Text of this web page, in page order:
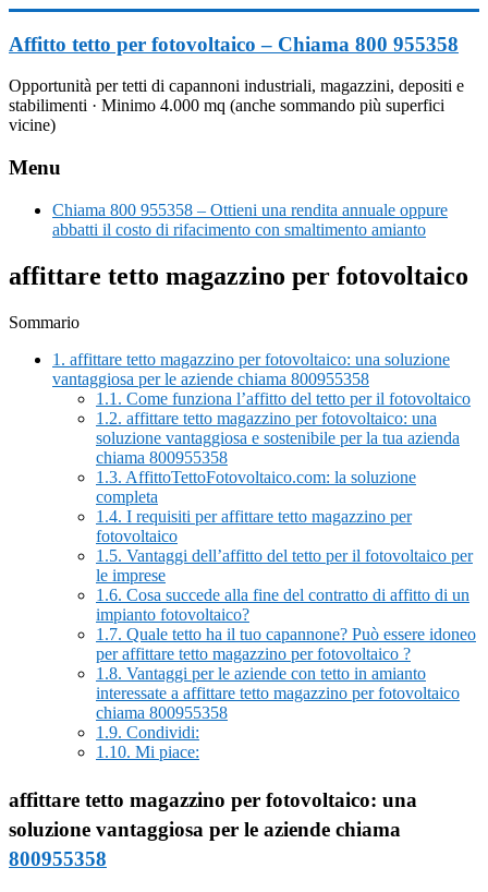
al
contenuto
Affitto tetto per fotovoltaico – Chiama 800 955358
Opportunità per tetti di capannoni industriali, magazzini, depositi e
stabilimenti · Minimo 4.000 mq (anche sommando più superfici
vicine)
Menu
Chiama 800 955358 – Ottieni una rendita annuale oppure
abbatti il costo di rifacimento con smaltimento amianto
affittare tetto magazzino per fotovoltaico
Sommario
1. affittare tetto magazzino per fotovoltaico: una soluzione
vantaggiosa per le aziende chiama 800955358
1.1. Come funziona l’affitto del tetto per il fotovoltaico
1.2. affittare tetto magazzino per fotovoltaico: una
soluzione vantaggiosa e sostenibile per la tua azienda
chiama 800955358
1.3. AffittoTettoFotovoltaico.com: la soluzione
completa
1.4. I requisiti per affittare tetto magazzino per
fotovoltaico
1.5. Vantaggi dell’affitto del tetto per il fotovoltaico per
le imprese
1.6. Cosa succede alla fine del contratto di affitto di un
impianto fotovoltaico?
1.7. Quale tetto ha il tuo capannone? Può essere idoneo
per affittare tetto magazzino per fotovoltaico ?
1.8. Vantaggi per le aziende con tetto in amianto
interessate a affittare tetto magazzino per fotovoltaico
chiama 800955358
1.9. Condividi:
1.10. Mi piace:
affittare tetto magazzino per fotovoltaico: una
soluzione vantaggiosa per le aziende chiama
800955358